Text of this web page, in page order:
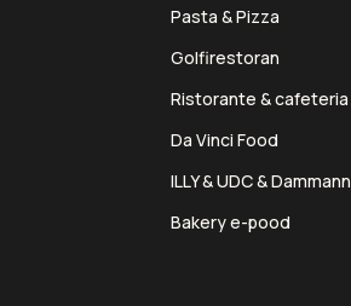
Pasta & Pizza
Golfirestoran
Ristorante & cafeteria
Da Vinci Food
ILLY & UDC & Dammann
Bakery e-pood